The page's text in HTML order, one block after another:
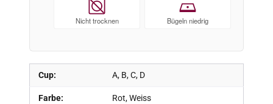
Cup: A, B, C, D
Farbe: Rot, Weiss
Nicht trocknen Bügeln niedrig